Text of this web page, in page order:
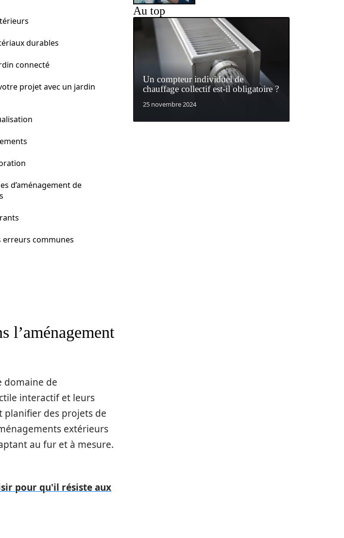
durables
connecté
projet avec un jardin
d’aménagement de
erreurs communes
l’aménagement
domaine de
interactif et leurs
planifier des projets de
extérieurs
au fur et à mesure.
pour qu'il résiste aux
Au top
Un compteur individuel de
chauffage collectif est-il obligatoire ?
25 novembre 2024